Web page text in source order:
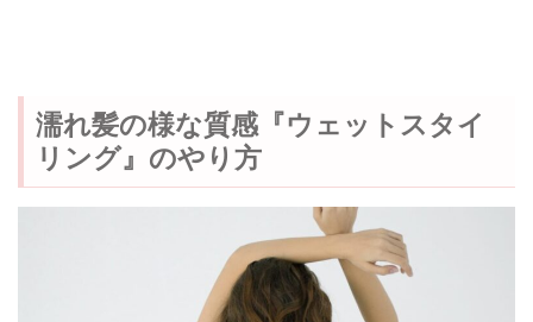
濡れ髪の様な質感『ウェットスタイ
リング』のやり方